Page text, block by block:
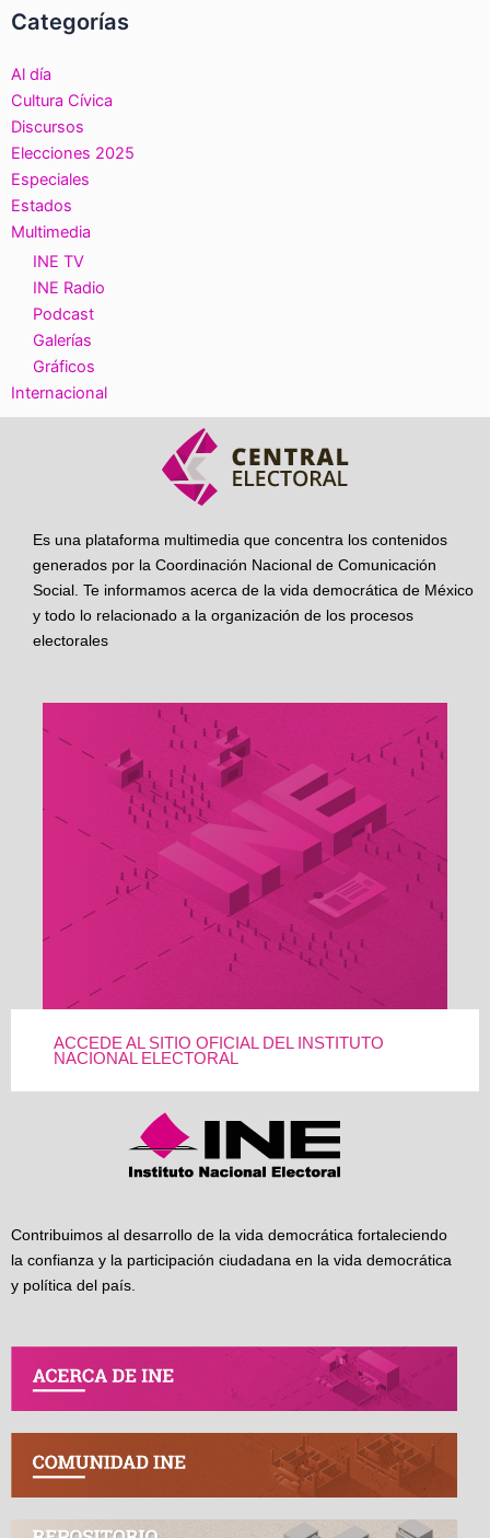
Categorías
Al día
Cultura Cívica
Discursos
Elecciones 2025
Especiales
Estados
Multimedia
INE TV
INE Radio
Podcast
Galerías
Gráficos
Internacional
Es una plataforma multimedia que concentra los contenidos
generados por la Coordinación Nacional de Comunicación
Social. Te informamos acerca de la vida democrática de México
y todo lo relacionado a la organización de los procesos
electorales
ACCEDE AL SITIO OFICIAL DEL INSTITUTO
NACIONAL ELECTORAL
Contribuimos al desarrollo de la vida democrática fortaleciendo
la confianza y la participación ciudadana en la vida democrática
y política del país.